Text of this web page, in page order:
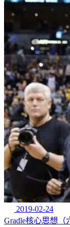
2019-02-24
Gradle核心思想（